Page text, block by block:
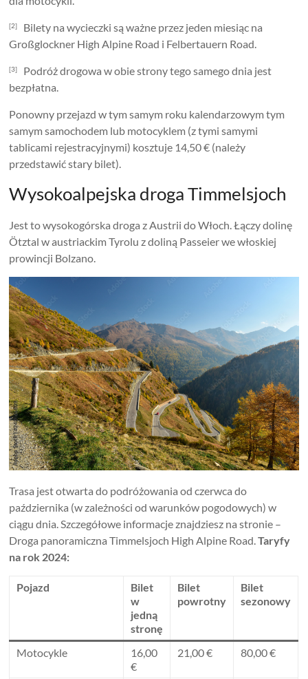
[2]
Bilety na wycieczki są ważne przez jeden miesiąc na
Großglockner High Alpine Road i Felbertauern Road.
[3]
Podróż drogowa w obie strony tego samego dnia jest
bezpłatna.
Ponowny przejazd w tym samym roku kalendarzowym tym
samym samochodem lub motocyklem (z tymi samymi
tablicami rejestracyjnymi) kosztuje 14,50 € (należy
przedstawić stary bilet).
Wysokoalpejska droga Timmelsjoch
Jest to wysokogórska droga z Austrii do Włoch. Łączy dolinę
Ötztal w austriackim Tyrolu z doliną Passeier we włoskiej
prowincji Bolzano.
Trasa jest otwarta do podróżowania od czerwca do
października (w zależności od warunków pogodowych) w
ciągu dnia. Szczegółowe informacje znajdziesz na stronie –
Droga panoramiczna Timmelsjoch High Alpine Road.Taryfy
na rok 2024:
Pojazd
Bilet
w
jedną
stronę
Bilet
powrotny
Bilet
sezonowy
Motocykle
16,00
€
21,00 € 80,00 €